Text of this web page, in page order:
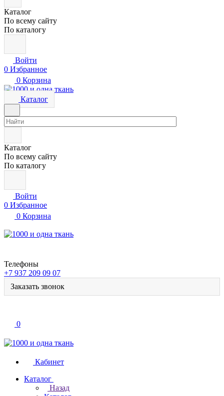
Каталог
По всему сайту
По каталогу
Войти
0 Избранное
0 Корзина
Каталог
Каталог
По всему сайту
По каталогу
Войти
0 Избранное
0 Корзина
Телефоны
+7 937 209 09 07
Заказать звонок
0
Кабинет
Каталог
Назад